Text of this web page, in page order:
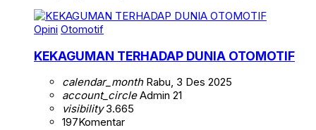
Opini Otomotif
KEKAGUMAN TERHADAP DUNIA OTOMOTIF
calendar_monthRabu, 3 Des 2025
account_circleAdmin 21
visibility3.665
197Komentar